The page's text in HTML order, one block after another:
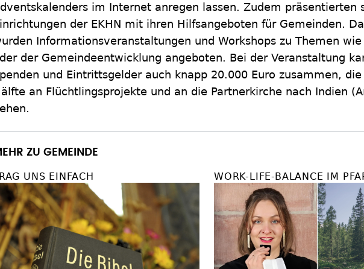
im Internet anregen lassen. Zudem präsentierten
der EKHN mit ihren Hilfsangeboten für Gemeinden.
Informationsveranstaltungen und Workshops zu Themen wie
der Gemeindeentwicklung angeboten. Bei der Veranstaltung
und Eintrittsgelder auch knapp 20.000 Euro zusammen,
an Flüchtlingsprojekte und an die Partnerkirche nach Indien
ZU GEMEINDE
UNS EINFACH WORK-LIFE-BALANCE IM